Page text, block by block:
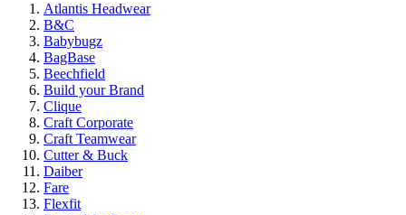
Atlantis Headwear
B&C
Babybugz
BagBase
Beechfield
Build your Brand
Clique
Craft Corporate
Craft Teamwear
Cutter & Buck
Daiber
Fare
Flexfit